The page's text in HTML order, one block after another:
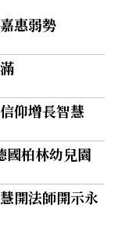
惠弱勢
仰增長智慧
柏林幼兒園
開法師開示永